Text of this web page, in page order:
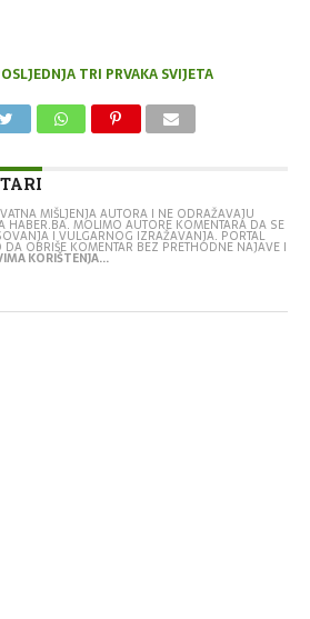
TRI PRVAKA SVIJETA
MIŠLJENJA AUTORA I NE ODRAŽAVAJU
HABER.BA. MOLIMO AUTORE KOMENTARA DA SE
I VULGARNOG IZRAŽAVANJA. PORTAL
OBRIŠE KOMENTAR BEZ PRETHODNE NAJAVE I
KORIŠTENJA...